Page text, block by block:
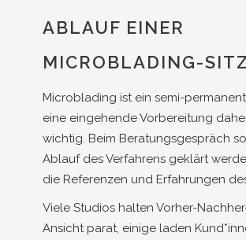
ABLAUF EINER
MICROBLADING-
Microblading ist ein semi-
eine eingehende Vorbereitung
wichtig. Beim Beratungsgespräch
Ablauf des Verfahrens geklärt
die Referenzen und Erfahrungen
Viele Studios halten Vorher-
Ansicht parat, einige laden